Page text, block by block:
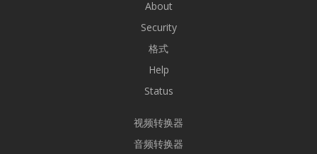
About
Security
格式
Help
Status
视频转换器
音频转换器